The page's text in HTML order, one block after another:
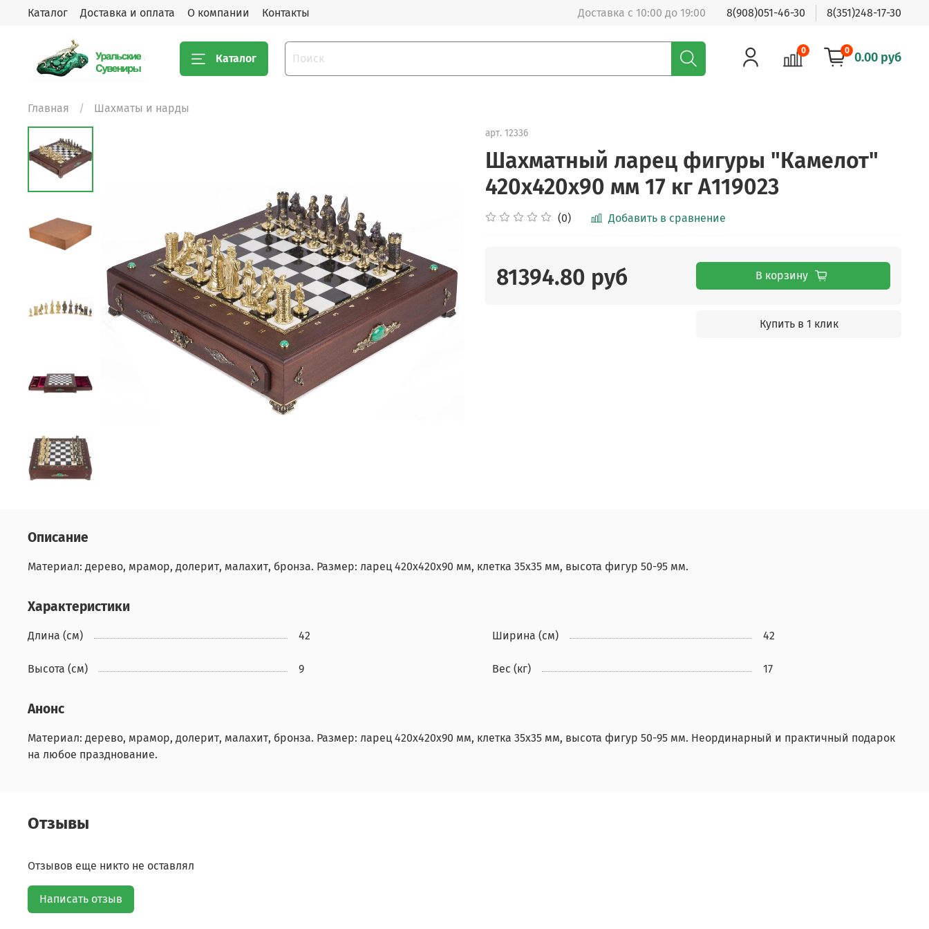
Каталог Доставка и оплата О компании Контакты Доставка с 10:00 до 19:00 8(908)051-46-30 8(351)248-17-30
Каталог
0 0 0.00 руб
Главная Шахматы и нарды
арт. 12336
Шахматный ларец фигуры "Камелот"
420х420х90 мм 17 кг А119023
(0) Добавить в сравнение
81394.80 руб В корзину
Купить в 1 клик
Описание
Материал: дерево, мрамор, долерит, малахит, бронза. Размер: ларец 420х420х90 мм, клетка 35х35 мм, высота фигур 50-95 мм.
Характеристики
Длина (см) 42 Ширина (см) 42
Высота (см) 9 Вес (кг) 17
Анонс
Материал: дерево, мрамор, долерит, малахит, бронза. Размер: ларец 420х420х90 мм, клетка 35х35 мм, высота фигур 50-95 мм. Неординарный и практичный подарок
на любое празднование.
Отзывы
Отзывов еще никто не оставлял
Написать отзыв